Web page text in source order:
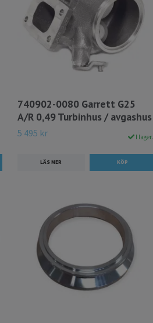
740902-0080 Garrett G25
A/R 0,49 Turbinhus / avgashus
5 495 kr I lager.
LÄS MER